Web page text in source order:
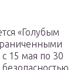
«Голубым
15 мая по 30